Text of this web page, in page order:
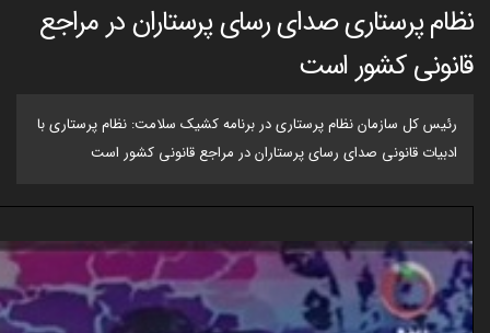
نظام پرستاری صدای رسای پرستاران در مراجع
قانونی کشور است
رئیس کل سازمان نظام پرستاری در برنامه کشیک سلامت: نظام پرستاری با
ادبیات قانونی صدای رسای پرستاران در مراجع قانونی کشور است